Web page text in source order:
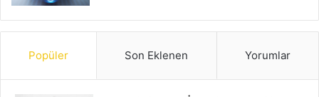
Popüler Son Eklenen Yorumlar